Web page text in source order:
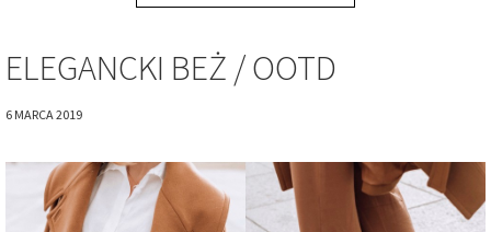
ELEGANCKI BEŻ / OOTD
6 MARCA 2019